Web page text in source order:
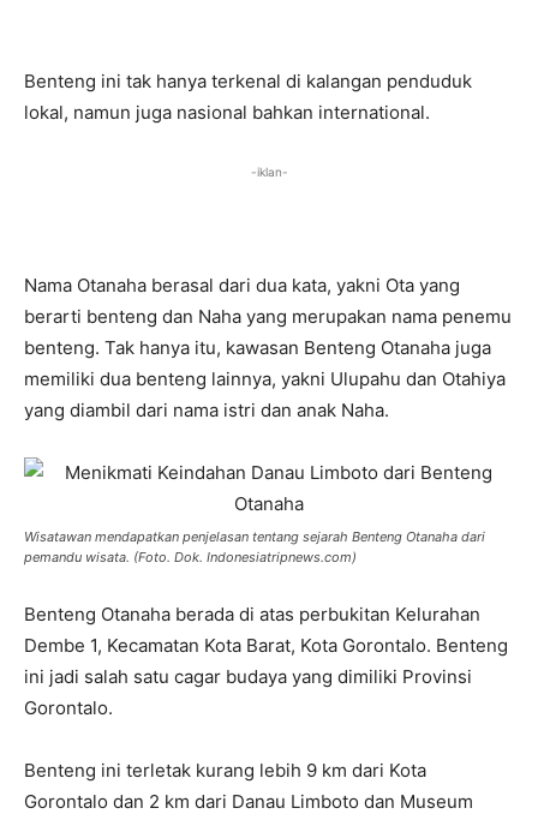
Benteng ini tak hanya terkenal di kalangan penduduk
lokal, namun juga nasional bahkan international.
-iklan-
Nama Otanaha berasal dari dua kata, yakni Ota yang
berarti benteng dan Naha yang merupakan nama penemu
benteng. Tak hanya itu, kawasan Benteng Otanaha juga
memiliki dua benteng lainnya, yakni Ulupahu dan Otahiya
yang diambil dari nama istri dan anak Naha.
Wisatawan mendapatkan penjelasan tentang sejarah Benteng Otanaha dari
pemandu wisata. (Foto. Dok. Indonesiatripnews.com)
Benteng Otanaha berada di atas perbukitan Kelurahan
Dembe 1, Kecamatan Kota Barat, Kota Gorontalo. Benteng
ini jadi salah satu cagar budaya yang dimiliki Provinsi
Gorontalo.
Benteng ini terletak kurang lebih 9 km dari Kota
Gorontalo dan 2 km dari Danau Limboto dan Museum